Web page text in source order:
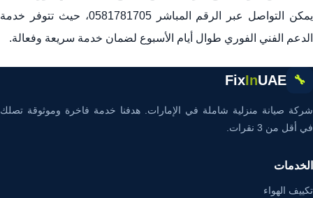
يمكن التواصل عبر الرقم المباشر 0581781705، حيث تتوفر خدمة
الدعم الفني الفوري طوال أيام الأسبوع لضمان خدمة سريعة وفعالة.
🔧
FixInUAE
شركة صيانة منزلية شاملة في الإمارات. هدفنا خدمة فاخرة وموثوقة تصلك
في أقل من 3 نقرات.
الخدمات
تكييف الهواء